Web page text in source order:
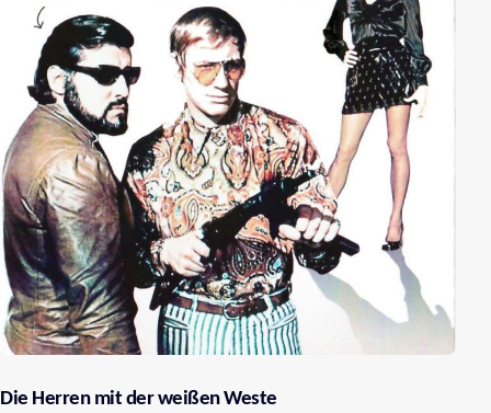
Die Herren mit der weißen Weste